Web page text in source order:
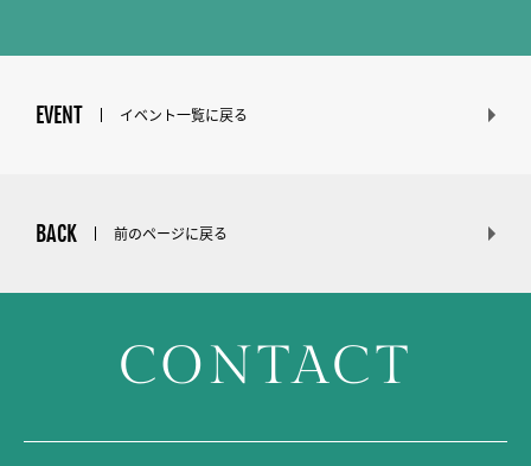
EVENT イベント一覧に戻る
BACK 前のページに戻る
CONTACT